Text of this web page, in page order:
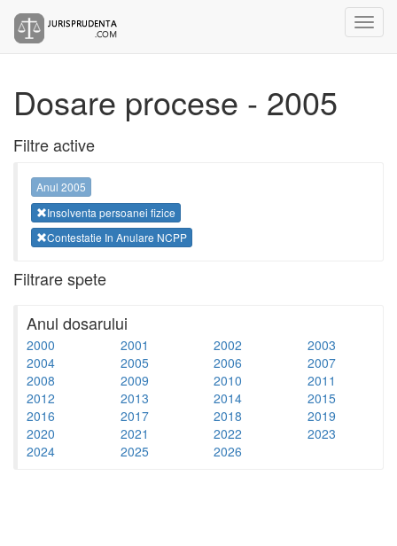
Dosare procese - 2005
Filtre active
Anul 2005
Insolventa persoanei fizice
Contestatie In Anulare NCPP
Filtrare spete
Anul dosarului
2000 2001 2002
2003
2004
2005 2006
2007
2008
2009 2010
2011
2012
2013 2014
2015
2016
2017 2018
2019
2020
2021 2022
2023
2024
2025 2026